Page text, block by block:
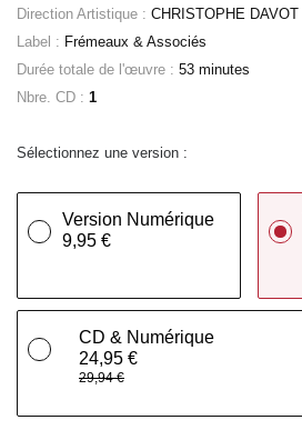
Direction Artistique : CHRISTOPHE DAVOT
Label : Frémeaux & Associés
Durée totale de l'œuvre : 53 minutes
Nbre. CD : 1
Sélectionnez une version :
Version Numérique
9,95 €
CD & Numérique
24,95 €
29,94 €